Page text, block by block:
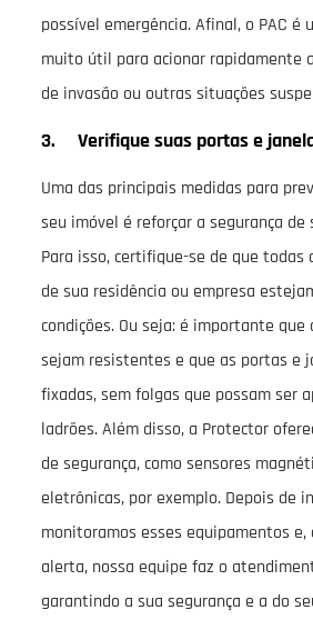
possível emergência. Afinal, o PAC é
muito útil para acionar rapidamente
de invasão ou outras situações
3. Verifique suas portas e
Uma das principais medidas para
seu imóvel é reforçar a segurança de
Para isso, certifique-se de que todas
de sua residência ou empresa
condições. Ou seja: é importante que
sejam resistentes e que as portas e
fixadas, sem folgas que possam ser
ladrões. Além disso, a Protector
de segurança, como sensores
eletrônicas, por exemplo. Depois de
monitoramos esses equipamentos
alerta, nossa equipe faz o
garantindo a sua segurança e a do